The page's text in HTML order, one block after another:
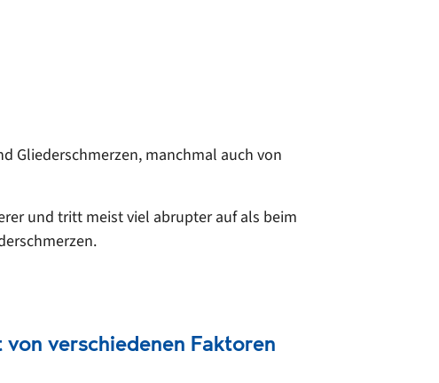
Gliederschmerzen, manchmal auch von
und tritt meist viel abrupter auf als beim
verschiedenen Faktoren